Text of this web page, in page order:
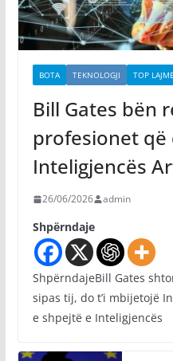
BOTA TEKNOLOGJI TOP LAJME
Bill Gates bën
profesionet që
Inteligjencës
26/06/2026 admin
Shpërndaje
ShpërndajeBill Gates
sipas tij, do t’i mbijetojë
e shpejtë e Inteligjencës